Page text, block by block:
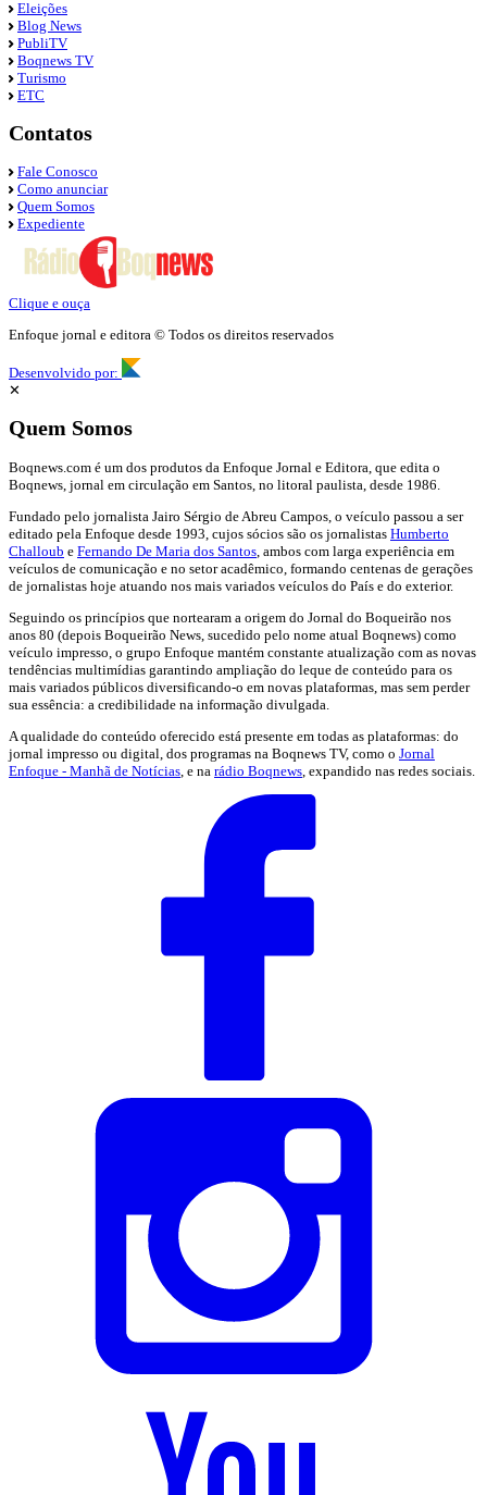
Eleições
Blog News
PubliTV
Boqnews TV
Turismo
ETC
Contatos
Fale Conosco
Como anunciar
Quem Somos
Expediente
Clique e ouça
Enfoque jornal e editora © Todos os direitos reservados
Desenvolvido por:
✕
Quem Somos
Boqnews.com é um dos produtos da Enfoque Jornal e Editora, que edita o
Boqnews, jornal em circulação em Santos, no litoral paulista, desde 1986.
Fundado pelo jornalista Jairo Sérgio de Abreu Campos, o veículo passou a ser
editado pela Enfoque desde 1993, cujos sócios são os jornalistas Humberto
Challoub e Fernando De Maria dos Santos , ambos com larga experiência em
veículos de comunicação e no setor acadêmico, formando centenas de gerações
de jornalistas hoje atuando nos mais variados veículos do País e do exterior.
Seguindo os princípios que nortearam a origem do Jornal do Boqueirão nos
anos 80 (depois Boqueirão News, sucedido pelo nome atual Boqnews) como
veículo impresso, o grupo Enfoque mantém constante atualização com as novas
tendências multimídias garantindo ampliação do leque de conteúdo para os
mais variados públicos diversificando-o em novas plataformas, mas sem perder
sua essência: a credibilidade na informação divulgada.
A qualidade do conteúdo oferecido está presente em todas as plataformas: do
jornal impresso ou digital, dos programas na Boqnews TV, como o Jornal
Enfoque - Manhã de Notícias , e na rádio Boqnews , expandido nas redes sociais.